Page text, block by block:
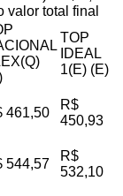
valor total final
TOP
IDEAL
1(E) (E)
461,50
R$
450,93
544,57
R$
532,10